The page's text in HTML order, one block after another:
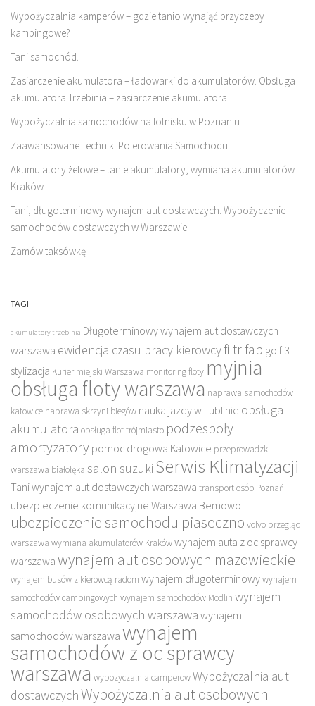
Wypożyczalnia kamperów – gdzie tanio wynająć przyczepy
kampingowe?
Tani samochód.
Zasiarczenie akumulatora – ładowarki do akumulatorów. Obsługa
akumulatora Trzebinia – zasiarczenie akumulatora
Wypożyczalnia samochodów na lotnisku w Poznaniu
Zaawansowane Techniki Polerowania Samochodu
Akumulatory żelowe – tanie akumulatory, wymiana akumulatorów
Kraków
Tani, długoterminowy wynajem aut dostawczych. Wypożyczenie
samochodów dostawczych w Warszawie
Zamów taksówkę
TAGI
akumulatory trzebinia Długoterminowy wynajem aut dostawczych
warszawa ewidencja czasu pracy kierowcyfiltr fap golf 3
stylizacja Kurier miejski Warszawa monitoring floty myjnia
obsługa floty warszawa naprawa samochodów
katowice naprawa skrzyni biegów nauka jazdy w Lublinie obsługa
akumulatora obsługa flot trójmiasto podzespoły
amortyzatory pomoc drogowa Katowice przeprowadzki
warszawa białołęka salon suzuki Serwis Klimatyzacji
Tani wynajem aut dostawczych warszawa transport osób Poznań
ubezpieczenie komunikacyjne Warszawa Bemowo
ubezpieczenie samochodu piaseczno volvo przegląd
warszawa wymiana akumulatorów Krakówwynajem auta z oc sprawcy
warszawa wynajem aut osobowych mazowieckie
wynajem busów z kierowcą radom wynajem długoterminowywynajem
samochodów campingowych wynajem samochodów Modlin wynajem
samochodów osobowych warszawa wynajem
samochodów warszawa wynajem
samochodów z oc sprawcy
warszawa wypozyczalnia camperowWypożyczalnia aut
dostawczychWypożyczalnia aut osobowych